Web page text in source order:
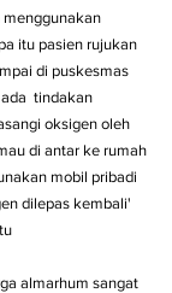
menggunakan
itu pasien rujukan
di puskesmas
tindakan
oksigen oleh
di antar ke rumah
mobil pribadi
dilepas kembali'
almarhum sangat